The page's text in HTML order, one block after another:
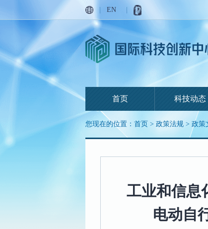
EN
首页 科技动态
您现在的位置： 首页 > 政策法规 > 政策
工业和信息
电动自